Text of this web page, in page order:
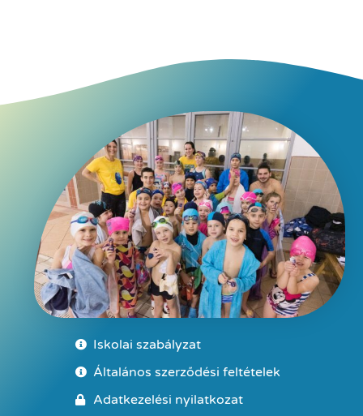
Iskolai szabályzat
Általános szerződési feltételek
Adatkezelési nyilatkozat